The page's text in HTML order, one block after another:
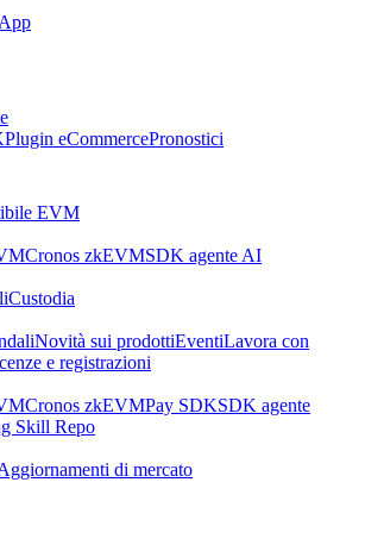
Plugin eCommercePronostici
EVM
Cronos zkEVMSDK agente AI
Custodia
Novità sui prodottiEventiLavora con
e registrazioni
Cronos zkEVMPay SDKSDK agente
Skill Repo
di mercato